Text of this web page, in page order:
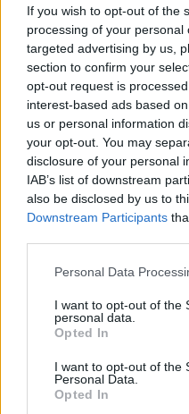
If you wish to opt-out of the
processing of your
targeted advertising by us,
section to confirm your
opt-out request is
interest-based ads based
us or personal information
your opt-out. You may
disclosure of your personal
IAB’s list of downstream
also be disclosed by us to
Downstream Participants
Please note that this
not limited to your visit or
grant or deny consent to
use your data for below
consent section.
Personal Data
I want to opt-out of the
personal data.
Opted In
I want to opt-out of the
Personal Data.
Opted In
a szíve